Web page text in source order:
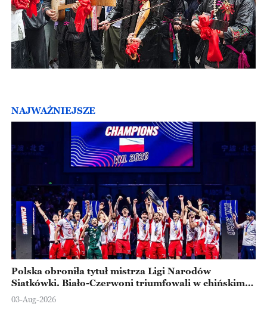
NAJWAŻNIEJSZE
Polska obroniła tytuł mistrza Ligi Narodów
Siatkówki. Biało-Czerwoni triumfowali w chińskim
Ningbo
03-Aug-2026